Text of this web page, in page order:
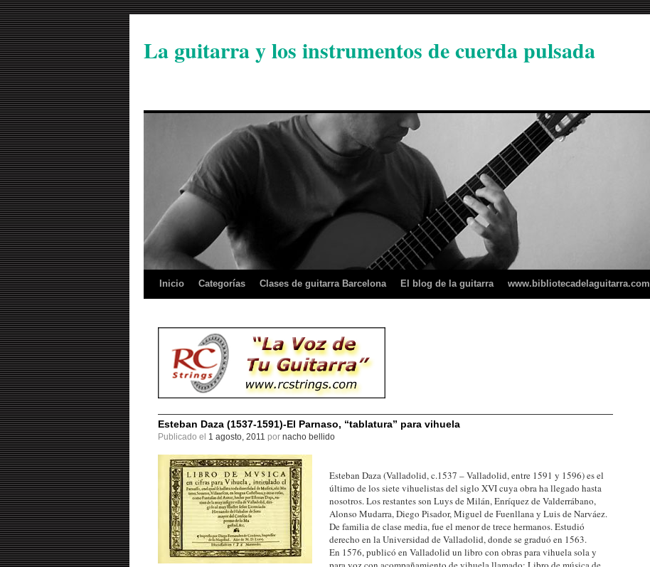
La guitarra y los instrumentos de cuerda pulsada
Inicio Categorías Clases de guitarra Barcelona El blog de la guitarra www.bibliotecadelaguitarra.com
Esteban Daza (1537-1591)-El Parnaso, “tablatura” para vihuela
Publicado el 1 agosto, 2011 por nacho bellido
Esteban Daza (Valladolid, c.1537 – Valladolid, entre 1591 y 1596) es el
último de los siete vihuelistas del siglo XVI cuya obra ha llegado hasta
nosotros. Los restantes son Luys de Milán, Enríquez de Valderrábano,
Alonso Mudarra, Diego Pisador, Miguel de Fuenllana y Luis de Narváez.
De familia de clase media, fue el menor de trece hermanos. Estudió
derecho en la Universidad de Valladolid, donde se graduó en 1563.
En 1576, publicó en Valladolid un libro con obras para vihuela sola y